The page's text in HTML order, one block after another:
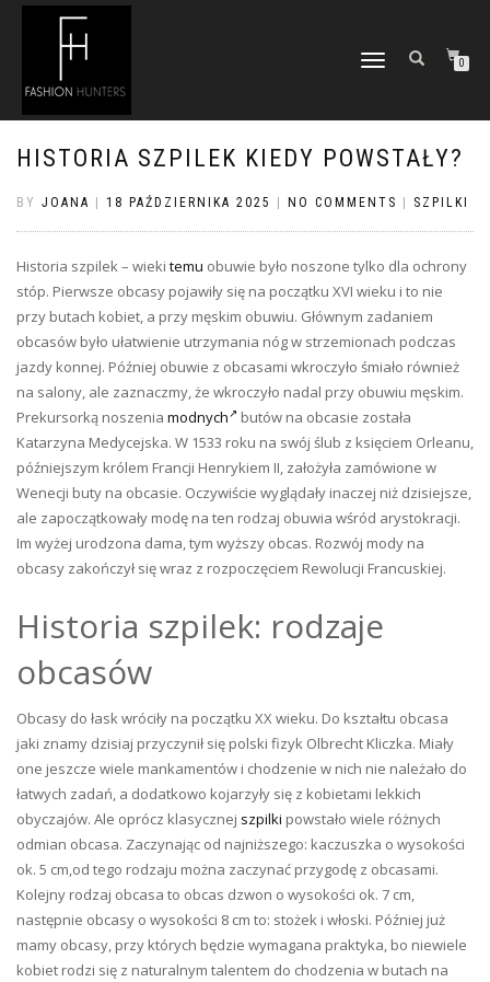
TOGGLE
0
HISTORIA SZPILEK KIEDY POWSTAŁY?
BY JOANA 18 PAŹDZIERNIKA 2025 NO COMMENTS SZPILKI
Historia szpilek – wieki temu obuwie było noszone tylko dla ochrony
stóp. Pierwsze obcasy pojawiły się na początku XVI wieku i to nie
przy butach kobiet, a przy męskim obuwiu. Głównym zadaniem
obcasów było ułatwienie utrzymania nóg w strzemionach podczas
jazdy konnej. Później obuwie z obcasami wkroczyło śmiało również
na salony, ale zaznaczmy, że wkroczyło nadal przy obuwiu męskim.
Prekursorką noszenia modnych
butów na obcasie została
Katarzyna Medycejska. W 1533 roku na swój ślub z księciem Orleanu,
późniejszym królem Francji Henrykiem II, założyła zamówione w
Wenecji buty na obcasie. Oczywiście wyglądały inaczej niż dzisiejsze,
ale zapoczątkowały modę na ten rodzaj obuwia wśród arystokracji.
Im wyżej urodzona dama, tym wyższy obcas. Rozwój mody na
obcasy zakończył się wraz z rozpoczęciem Rewolucji Francuskiej.
Historia szpilek: rodzaje
obcasów
Obcasy do łask wróciły na początku XX wieku. Do kształtu obcasa
jaki znamy dzisiaj przyczynił się polski fizyk Olbrecht Kliczka. Miały
one jeszcze wiele mankamentów i chodzenie w nich nie należało do
łatwych zadań, a dodatkowo kojarzyły się z kobietami lekkich
obyczajów. Ale oprócz klasycznej szpilki powstało wiele różnych
odmian obcasa. Zaczynając od najniższego: kaczuszka o wysokości
ok. 5 cm,od tego rodzaju można zaczynać przygodę z obcasami.
Kolejny rodzaj obcasa to obcas dzwon o wysokości ok. 7 cm,
następnie obcasy o wysokości 8 cm to: stożek i włoski. Później już
mamy obcasy, przy których będzie wymagana praktyka, bo niewiele
kobiet rodzi się z naturalnym talentem do chodzenia w butach na